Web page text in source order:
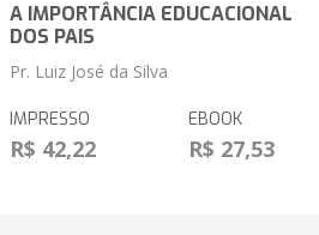
A IMPORTÂNCIA EDUCACIONAL
DOS PAIS
Pr. Luiz José da Silva
IMPRESSO
R$ 42,22
EBOOK
R$ 27,53